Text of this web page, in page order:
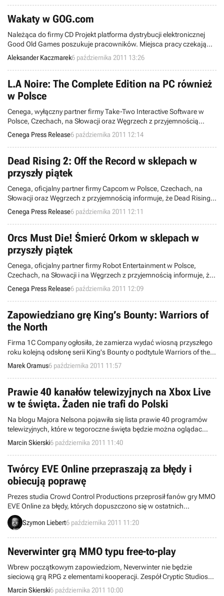
Wakaty w GOG.com
Należąca do firmy CD Projekt platforma dystrybucji elektronicznej
Good Old Games poszukuje pracowników. Miejsca pracy czekają
m.in. na testera, zdalnego programistę i menedżera ds. kontaktów
biznesowych. Od kandydatów oczekuje się przede wszystkim dobrej
znajomości języka angielskiego i zamiłowania do gier wideo.
Aleksander Kaczmarek6 października 2011 13:26
L.A Noire: The Complete Edition na PC również
w Polsce
Cenega, wyłączny partner firmy Take-Two Interactive Software w
Polsce, Czechach, na Słowacji oraz Węgrzech z przyjemnością
informuje, że do jej planu wydawniczego na 2011 rok została
włączona gra L.A. Noire: The Complete Edition. Gra ma się ukazać
11 listopada 2011 roku.
Cenega Press Release6 października 2011 12:14
Dead Rising 2: Off the Record w sklepach w
przyszły piątek
Cenega, oficjalny partner firmy Capcom w Polsce, Czechach, na
Słowacji oraz Węgrzech z przyjemnością informuje, że Dead Rising
2: Off The Record dostępny będzie w sklepach w całej Polsce już w
przyszły piątek.
Cenega Press Release6 października 2011 12:11
Orcs Must Die! Śmierć Orkom w sklepach w
przyszły piątek
Cenega, oficjalny partner firmy Robot Entertainment w Polsce,
Czechach, na Słowacji i na Węgrzech z przyjemnością informuje, że
gra Orcs Must Die! Śmierć Orkom! dostępna będzie w sklepach w
całej Polsce już w przyszły piątek.
Cenega Press Release6 października 2011 12:09
Zapowiedziano grę King’s Bounty: Warriors of
the North
Firma 1C Company ogłosiła, że zamierza wydać wiosną przyszłego
roku kolejną odsłonę serii King's Bounty o podtytule Warriors of the
North.
Marek Oramus6 października 2011 11:57
Prawie 40 kanałów telewizyjnych na Xbox Live
w te święta. Żaden nie trafi do Polski
Na blogu Majora Nelsona pojawiła się lista prawie 40 programów
telewizyjnych, które w tegoroczne święta będzie można oglądac
przez Xbox Live. Niestety, z funkcjonalności na razie nie skorzystają
polscy gracze.
Marcin Skierski6 października 2011 11:40
Twórcy EVE Online przepraszają za błędy i
obiecują poprawę
Prezes studia Crowd Control Productions przeprosił fanów gry MMO
EVE Online za błędy, których dopuszczono się w ostatnich
tygodniach. Deweloper przekonuje, że zmieni się polityka dotycząca
tej niezwykle ciekawej kosmicznej produkcji, dzięki czemu zostaną
Szymon Liebert6 października 2011 11:20
Neverwinter grą MMO typu free-to-play
Wbrew początkowym zapowiedziom, Neverwinter nie będzie
sieciową grą RPG z elementami kooperacji. Zespół Cryptic Studios
zmienił swoje podejście i zamierza stworzyć produkcję MMO typu
Marcin Skierski6 października 2011 10:00